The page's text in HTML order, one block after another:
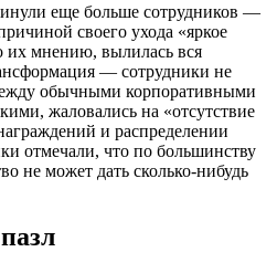
еще больше сотрудников —
своего ухода «яркое
их мнению, вылилась вся
— сотрудники не
обычными корпоративными
жаловались на «отсутствие
и распределении
отмечали, что по большинству
не может дать сколько-нибудь